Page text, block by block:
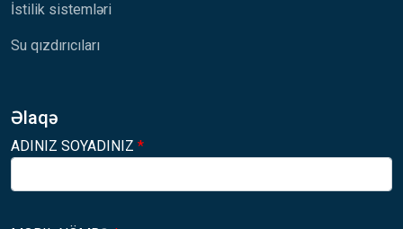
İstilik sistemləri
Su qızdırıcıları
Əlaqə
ADINIZ SOYADINIZ *